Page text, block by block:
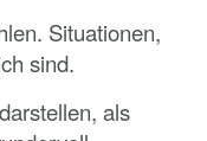
Situationen,
sind.
als